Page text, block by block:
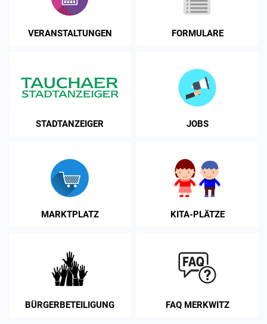
VERANSTALTUNGEN FORMULARE
STADTANZEIGER JOBS
MARKTPLATZ KITA-PLÄTZE
BÜRGERBETEILIGUNG FAQ MERKWITZ